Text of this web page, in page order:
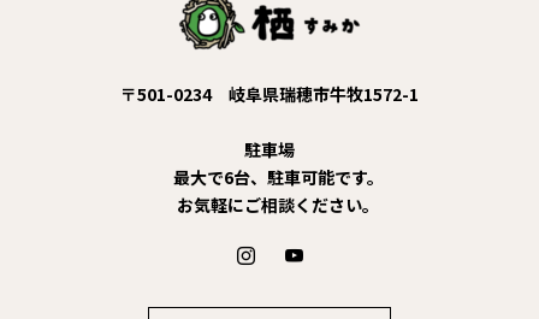
〒501-0234 岐阜県瑞穂市牛牧1572-1
駐車場
最大で6台、駐車可能です。
お気軽にご相談ください。